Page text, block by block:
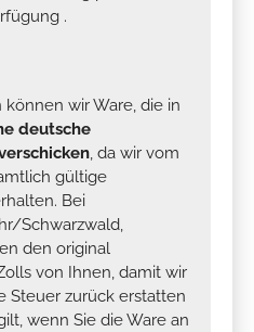
.
wir Ware, die in
deutsche
, da wir vom
gültige
Bei
Schwarzwald,
den original
von Ihnen, damit wir
Steuer zurück erstatten
wenn Sie die Ware an